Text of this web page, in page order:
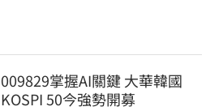
009829掌握AI關鍵 大華韓國
KOSPI 50今強勢開募